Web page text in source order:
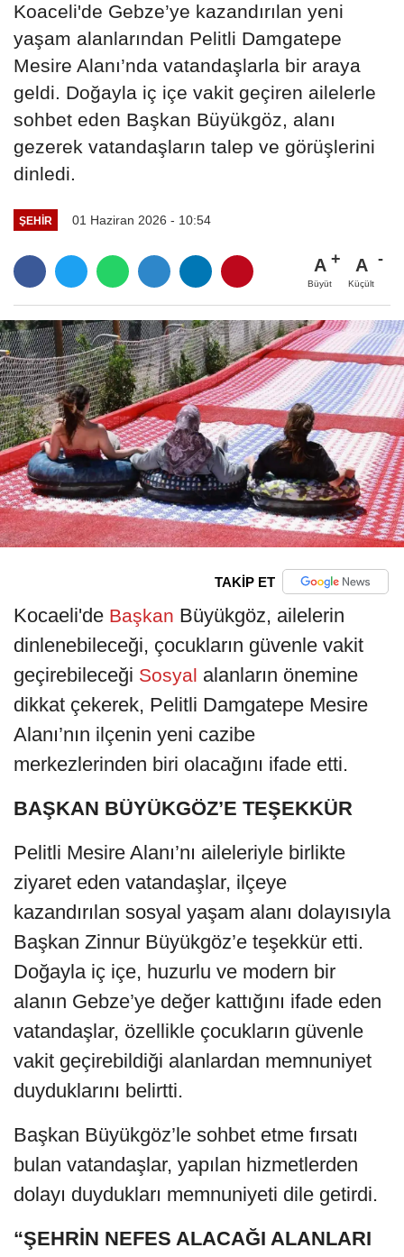
Koaceli'de Gebze’ye kazandırılan yeni
yaşam alanlarından Pelitli Damgatepe
Mesire Alanı’nda vatandaşlarla bir araya
geldi. Doğayla iç içe vakit geçiren ailelerle
sohbet eden Başkan Büyükgöz, alanı
gezerek vatandaşların talep ve görüşlerini
dinledi.
ŞEHIR 01 Haziran 2026 - 10:54
A
Büyüt
A
Küçült
TAKİP ET
Kocaeli'de Başkan Büyükgöz, ailelerin
dinlenebileceği, çocukların güvenle vakit
geçirebileceği Sosyal alanların önemine
dikkat çekerek, Pelitli Damgatepe Mesire
Alanı’nın ilçenin yeni cazibe
merkezlerinden biri olacağını ifade etti.
BAŞKAN BÜYÜKGÖZ’E TEŞEKKÜR
Pelitli Mesire Alanı’nı aileleriyle birlikte
ziyaret eden vatandaşlar, ilçeye
kazandırılan sosyal yaşam alanı dolayısıyla
Başkan Zinnur Büyükgöz’e teşekkür etti.
Doğayla iç içe, huzurlu ve modern bir
alanın Gebze’ye değer kattığını ifade eden
vatandaşlar, özellikle çocukların güvenle
vakit geçirebildiği alanlardan memnuniyet
duyduklarını belirtti.
Başkan Büyükgöz’le sohbet etme fırsatı
bulan vatandaşlar, yapılan hizmetlerden
dolayı duydukları memnuniyeti dile getirdi.
“ŞEHRİN NEFES ALACAĞI ALANLARI